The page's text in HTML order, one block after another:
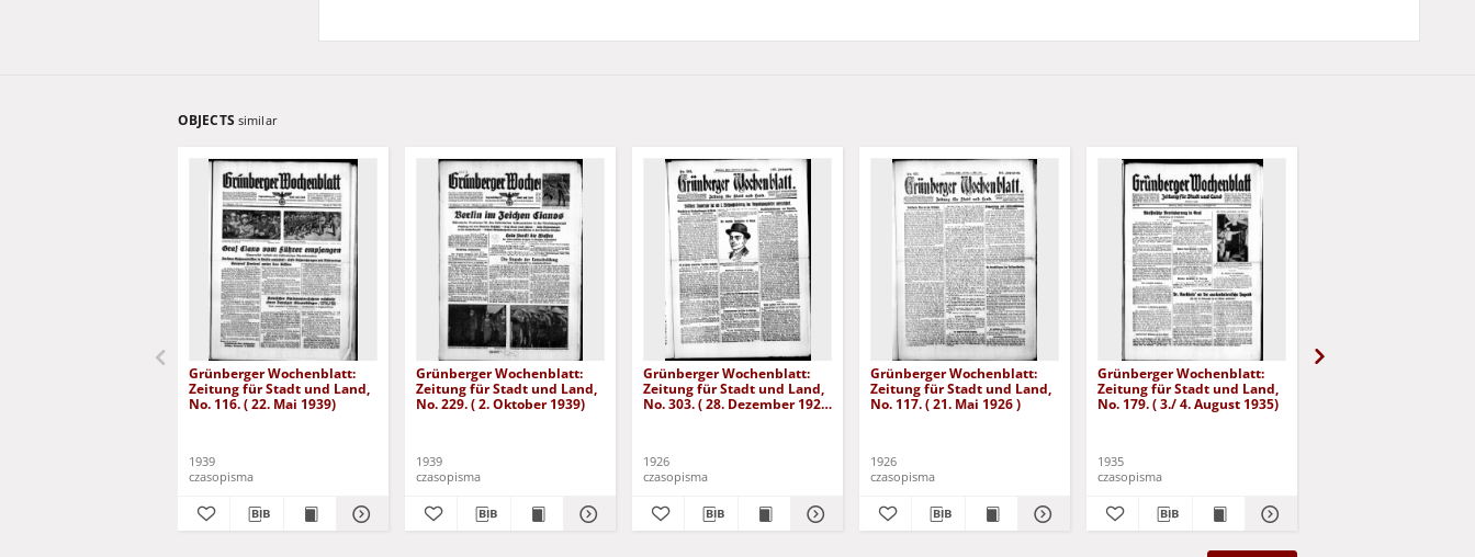
OBJECTS similar
Grünberger Wochenblatt:
Zeitung für Stadt und Land,
No. 116. ( 22. Mai 1939)
1939
czasopisma
Grünberger Wochenblatt:
Zeitung für Stadt und Land,
No. 229. ( 2. Oktober 1939)
1939
czasopisma
Grünberger Wochenblatt:
Zeitung für Stadt und Land,
No. 303. ( 28. Dezember 1926
1926
czasopisma
Grünberger Wochenblatt:
Zeitung für Stadt und Land,
No. 117. ( 21. Mai 1926 )
1926
czasopisma
Grünberger Wochenblatt:
Zeitung für Stadt und Land,
No. 179. ( 3./ 4. August 1935)
1935
czasopisma